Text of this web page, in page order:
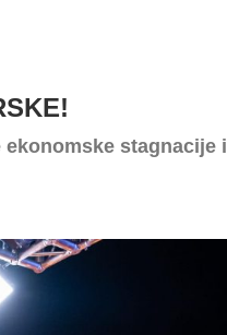
stagnacije i